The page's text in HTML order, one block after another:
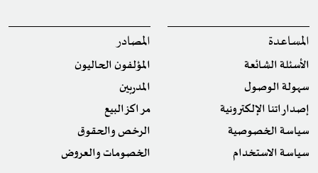
المساعدة
الأسئلة الشائعة
سهولة الوصول
إصداراتنا الإلكترونية
سياسة الخصوصية
سياسة الاستخدام
المصادر
المؤلفون الحاليون
المدربين
مراكز البيع
الرخص والحقوق
الخصومات والعروض